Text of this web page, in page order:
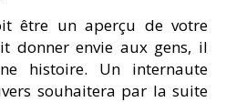
être un aperçu de votre
donner envie aux gens, il
histoire. Un internaute
souhaitera par la suite